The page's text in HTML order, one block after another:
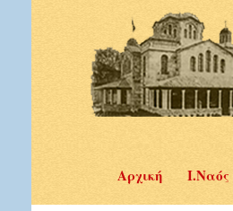
Αρχική Ι.Ναός